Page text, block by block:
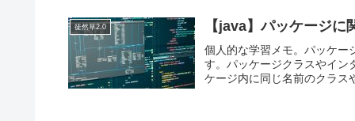
徒然草2.0 【java】パッケージ
個人的な学習メモ。パッケー
す。パッケージクラスやイン
ケージ内に同じ名前のクラス